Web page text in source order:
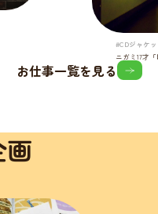
#CDジャケ
ニガミ17才
お仕事一覧を見る
画